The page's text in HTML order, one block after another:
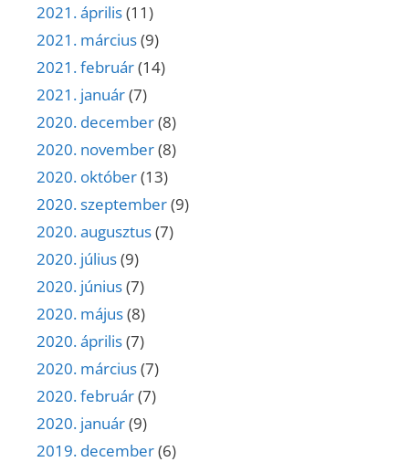
2021. április(11)
2021. március(9)
2021. február(14)
2021. január(7)
2020. december(8)
2020. november(8)
2020. október(13)
2020. szeptember(9)
2020. augusztus(7)
2020. július(9)
2020. június(7)
2020. május(8)
2020. április(7)
2020. március(7)
2020. február(7)
2020. január(9)
2019. december(6)